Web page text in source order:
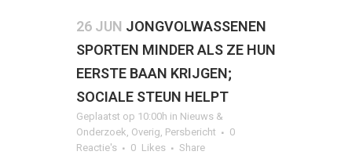
26 JUN JONGVOLWASSENEN
SPORTEN MINDER ALS ZE HUN
EERSTE BAAN KRIJGEN;
SOCIALE STEUN HELPT
Geplaatst op 10:00h in Nieuws &
Onderzoek, Overig, Persbericht
0
Reactie's
0 Likes Share